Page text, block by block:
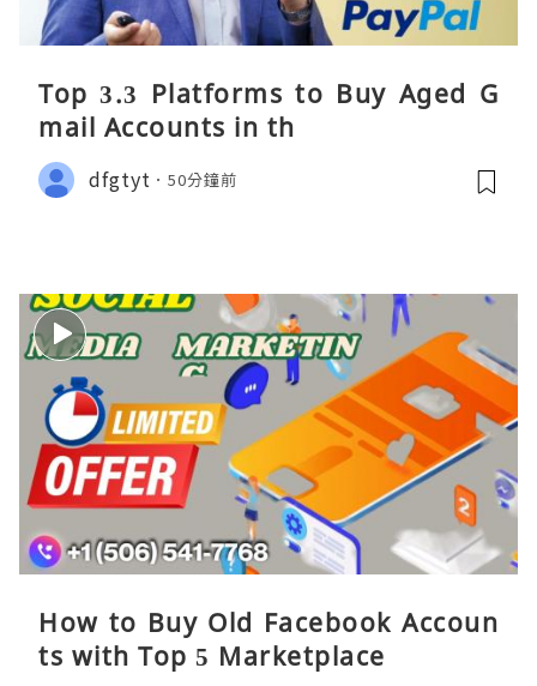
Top 3.3 Platforms to Buy Aged G
mail Accounts in th
dfgtyt 50分鐘前
How to Buy Old Facebook Accoun
ts​ with Top 5 Marketplace